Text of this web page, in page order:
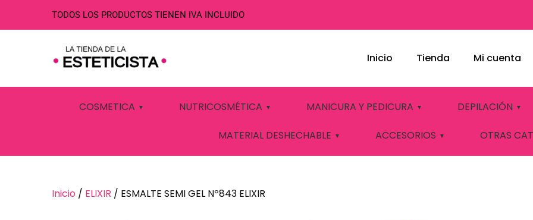
TODOS LOS PRODUCTOS TIENEN IVA INCLUIDO
Inicio Tienda Mi cuenta
COSMETICA NUTRICOSMÉTICA MANICURA Y PEDICURA DEPILACIÓN
MATERIAL DESHECHABLE ACCESORIOS OTRAS
ESMALTE SEMI GEL Nº843 ELIXIR
Inicio / ELIXIR / ESMALTE SEMI GEL Nº843 ELIXIR